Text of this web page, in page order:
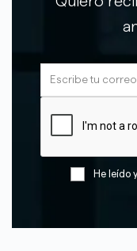
He leído